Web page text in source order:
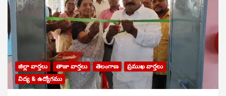
జిల్లా వార్తలు తాజా వార్తలు తెలంగాణ
ప్రముఖ వార్తలు
విద్య & ఉద్యోగము